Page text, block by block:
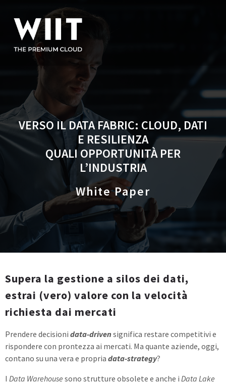
VERSO IL DATA FABRIC: CLOUD, DATI
E RESILIENZA
QUALI OPPORTUNITÀ PER
L’INDUSTRIA
White Paper
Supera la gestione a silos dei dati,
estrai (vero) valore con la velocità
richiesta dai mercati
Prendere decisioni data-driven significa restare competitivi e
rispondere con prontezza ai mercati. Ma quante aziende, oggi,
contano su una vera e propria data-strategy?
I Data Warehouse sono strutture obsolete e anche i Data Lake